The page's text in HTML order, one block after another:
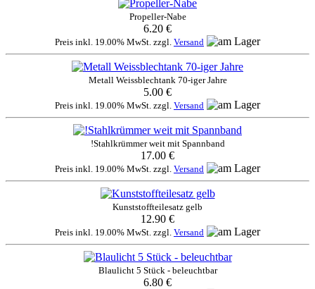
Propeller-Nabe
6.20 €
Preis inkl. 19.00% MwSt. zzgl. Versand
Metall Weissblechtank 70-iger Jahre
5.00 €
Preis inkl. 19.00% MwSt. zzgl. Versand
!Stahlkrümmer weit mit Spannband
17.00 €
Preis inkl. 19.00% MwSt. zzgl. Versand
Kunststoffteilesatz gelb
12.90 €
Preis inkl. 19.00% MwSt. zzgl. Versand
Blaulicht 5 Stück - beleuchtbar
6.80 €